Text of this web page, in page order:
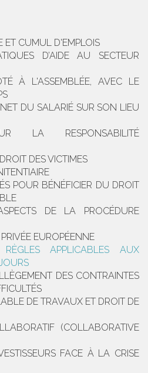
ET CUMUL D'EMPLOIS
D’AIDE AU SECTEUR
À L'ASSEMBLÉE, AVEC LE
DU SALARIÉ SUR SON LIEU
LA RESPONSABILITÉ
DES VICTIMES
POUR BÉNÉFICIER DU DROIT
DE LA PROCÉDURE
EUROPÉENNE
APPLICABLES AUX
DES CONTRAINTES
DE TRAVAUX ET DROIT DE
(COLLABORATIVE
FACE À LA CRISE